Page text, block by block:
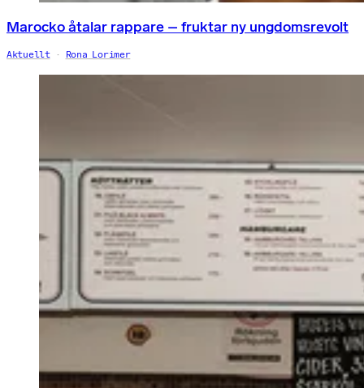
Marocko åtalar rappare – fruktar ny ungdomsrevolt
Aktuellt Rona Lorimer